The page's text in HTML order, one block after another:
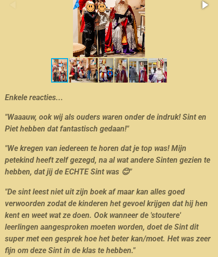
Enkele reacties...
"Waaauw, ook wij als ouders waren onder de indruk! Sint en
Piet hebben dat fantastisch gedaan!"
"We kregen van iedereen te horen dat je top was! Mijn
petekind heeft zelf gezegd, na al wat andere Sinten gezien te
hebben, dat jij de ECHTE Sint was 😊"
"De sint leest niet uit zijn boek af maar kan alles goed
verwoorden zodat de kinderen het gevoel krijgen dat hij hen
kent en weet wat ze doen. Ook wanneer de 'stoutere'
leerlingen aangesproken moeten worden, doet de Sint dit
super met een gesprek hoe het beter kan/moet. Het was zeer
fijn om deze Sint in de klas te hebben."